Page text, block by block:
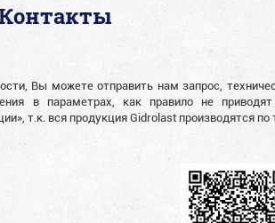
Вы можете отправить нам запрос,
в параметрах, как правило не
т.к. вся продукция Gidrolast производятся